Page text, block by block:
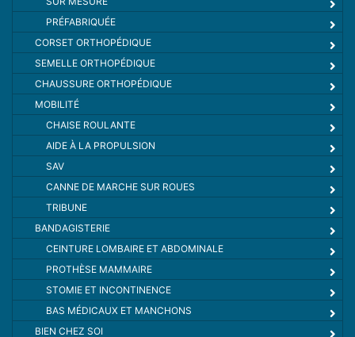
PRÉFABRIQUÉE
CORSET ORTHOPÉDIQUE
SEMELLE ORTHOPÉDIQUE
CHAUSSURE ORTHOPÉDIQUE
MOBILITÉ
CHAISE ROULANTE
AIDE À LA PROPULSION
SAV
CANNE DE MARCHE SUR ROUES
TRIBUNE
BANDAGISTERIE
CEINTURE LOMBAIRE ET ABDOMINALE
PROTHÈSE MAMMAIRE
STOMIE ET INCONTINENCE
BAS MÉDICAUX ET MANCHONS
BIEN CHEZ SOI